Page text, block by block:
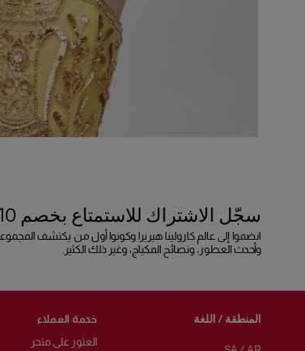
سجّل الاشتراك للاستمتاع بخصم 10%
انضموا إلى عالم كارولينا هيريرا وكونوا أول من يكتشف
وأحدث العطور، ونصائح المكياج، وغير ذلك الكثير.
المنطقة / اللغة
خدمة العملاء
العثور على متجر